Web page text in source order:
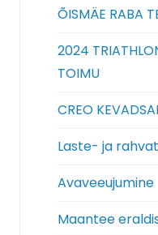
ÕISMÄE RABA
2024
TOIMU
CREO
Laste- ja
Avaveeujumine
Maantee